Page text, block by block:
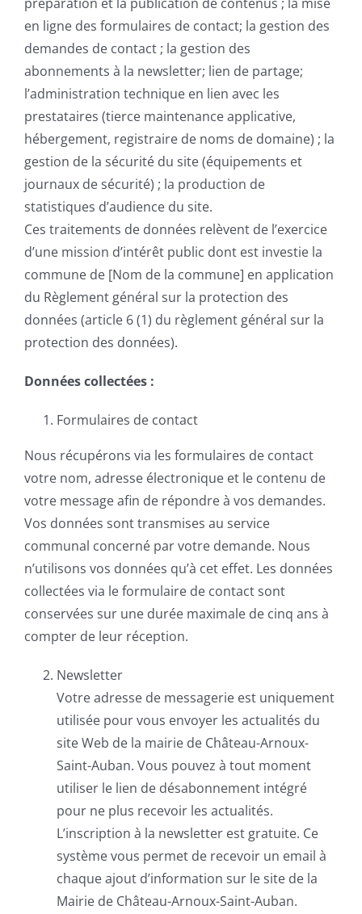
en ligne des formulaires de contact; la gestion des
demandes de contact ; la gestion des
abonnements à la newsletter; lien de partage;
l’administration technique en lien avec les
prestataires (tierce maintenance applicative,
hébergement, registraire de noms de domaine) ; la
gestion de la sécurité du site (équipements et
journaux de sécurité) ; la production de
statistiques d’audience du site.
Ces traitements de données relèvent de l’exercice
d’une mission d’intérêt public dont est investie la
commune de [Nom de la commune] en application
du Règlement général sur la protection des
données (article 6 (1) du règlement général sur la
protection des données).
Données collectées :
Formulaires de contact
Nous récupérons via les formulaires de contact
votre nom, adresse électronique et le contenu de
votre message afin de répondre à vos demandes.
Vos données sont transmises au service
communal concerné par votre demande. Nous
n’utilisons vos données qu’à cet effet. Les données
collectées via le formulaire de contact sont
conservées sur une durée maximale de cinq ans à
compter de leur réception.
Newsletter
Votre adresse de messagerie est uniquement
utilisée pour vous envoyer les actualités du
site Web de la mairie de Château-Arnoux-
Saint-Auban. Vous pouvez à tout moment
utiliser le lien de désabonnement intégré
pour ne plus recevoir les actualités.
L’inscription à la newsletter est gratuite. Ce
système vous permet de recevoir un email à
chaque ajout d’information sur le site de la
Mairie de Château-Arnoux-Saint-Auban.